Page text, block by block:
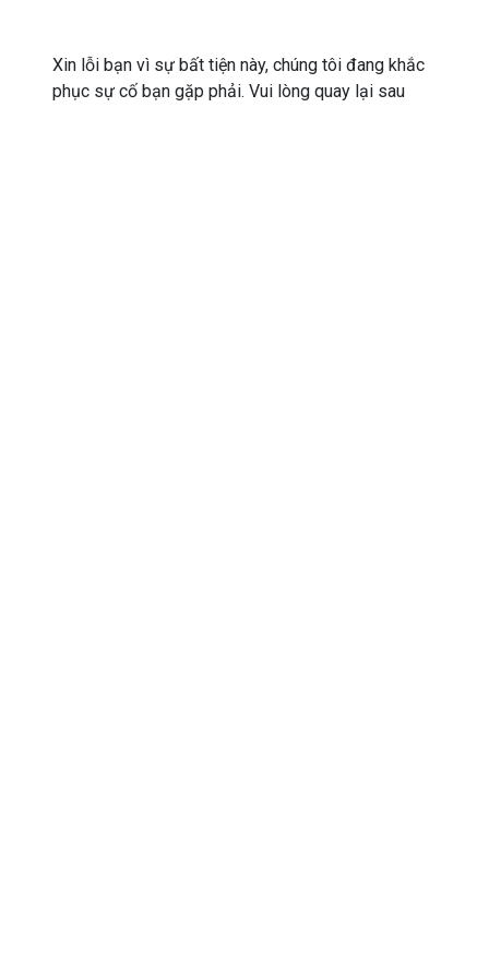
Xin lỗi bạn vì sự bất tiện này, chúng tôi đang khắc
phục sự cố bạn gặp phải. Vui lòng quay lại sau